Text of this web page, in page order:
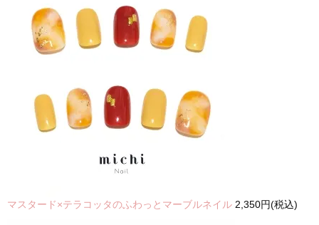
マスタード×テラコッタのふわっとマーブルネイル 2,350円(税込)